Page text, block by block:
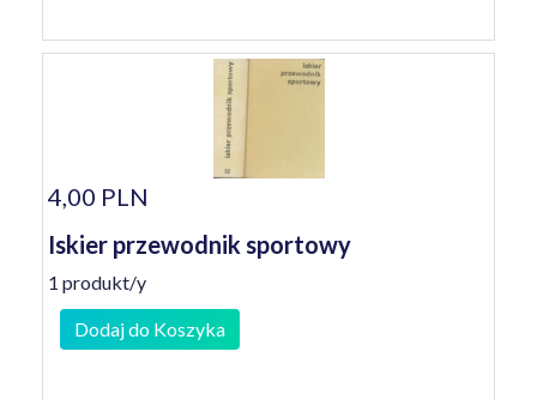
4,00 PLN
Iskier przewodnik sportowy
1 produkt/y
Dodaj do Koszyka